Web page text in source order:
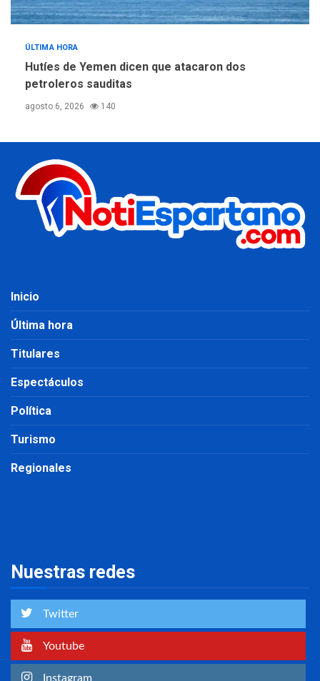
ÚLTIMA HORA
Hutíes de Yemen dicen que atacaron dos
petroleros sauditas
agosto 6, 2026 140
Inicio
Última hora
Titulares
Espectáculos
Política
Turismo
Regionales
Nuestras redes
Twitter
Youtube
Instagram